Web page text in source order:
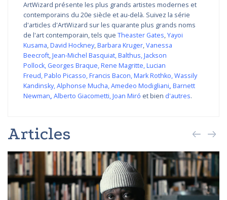
ArtWizard présente les plus grands artistes modernes et
contemporains du 20e siècle et au-delà. Suivez la série
d'articles d'ArtWizard sur les quarante plus grands noms
de l'art contemporain, tels que Theaster Gates,Yayoi
Kusama,David Hockney,Barbara Kruger,Vanessa
Beecroft,Jean-Michel Basquiat,Balthus,Jackson
Pollock, Georges Braque,Rene Magritte,Lucian
Freud,Pablo Picasso,Francis Bacon,Mark Rothko,Wassily
Kandinsky,Alphonse Mucha,Amedeo Modigliani, Barnett
Newman, Alberto Giacometti,Joan Miró et bien d'autres.
Articles